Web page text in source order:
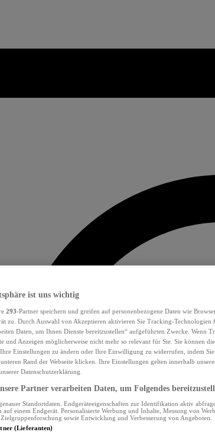
ist uns wichtig
293-Partner speichern und greifen auf personenbezogene Daten wie
zu. Durch Auswahl von Akzeptieren aktivieren Sie Tracking-Technologien
Daten, um Ihnen Dienste bereitzustellen“ aufgeführten Zwecke. Wenn
und Anzeigen möglicherweise nicht mehr so relevant für Sie. Sie können
Einstellungen zu ändern oder Ihre Einwilligung zu widerrufen, indem
Rand der Webseite klicken. Ihre Einstellungen gelten innerhalb
Datenschutzerklärung.
Partner verarbeiten Daten, um Folgendes
Standortdaten. Endgeräteeigenschaften zur Identifikation aktiv
einem Endgerät. Personalisierte Werbung und Inhalte, Messung von
sowie Entwicklung und Verbesserung von Angeboten.
(Lieferanten)